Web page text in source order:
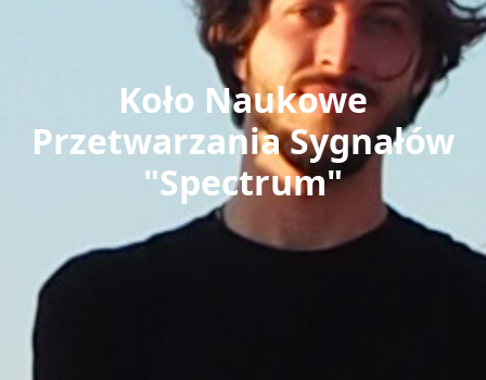
Koło Naukowe
Przetwarzania Sygnałów
"Spectrum"